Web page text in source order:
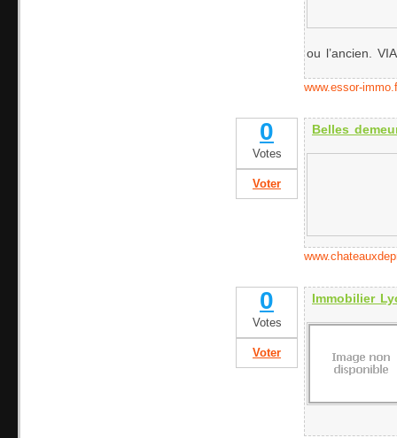
ou l’ancien.
www.essor-
0
Votes
Voter
Belles
0
Votes
Voter
Immobilier